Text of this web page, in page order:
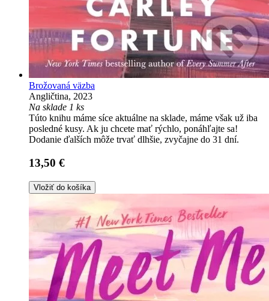
Brožovaná väzba
Angličtina, 2023
Na sklade 1 ks
Túto knihu máme síce aktuálne na sklade, máme však už iba
posledné kusy. Ak ju chcete mať rýchlo, ponáhľajte sa!
Dodanie ďalších môže trvať dlhšie, zvyčajne do 31 dní.
13,50 €
Vložiť do košíka